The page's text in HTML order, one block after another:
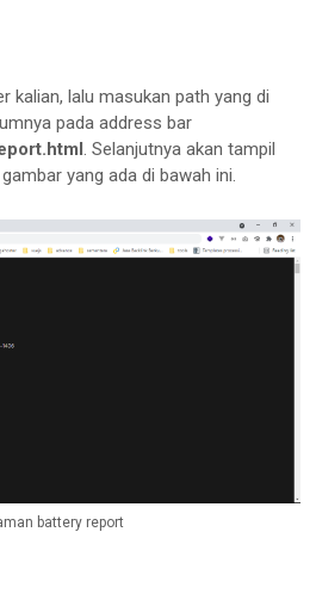
kalian, lalu masukan path yang di
pada address bar
. Selanjutnya akan tampil
yang ada di bawah ini.
battery report